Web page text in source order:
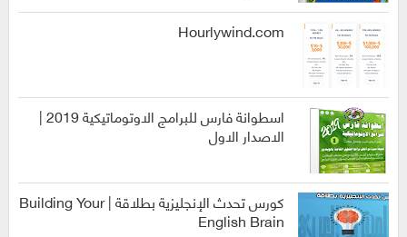
انظمة
التشغيل
Hourlywind.com
الربح من
الانترنت
اسطوانة فارس للبرامج الاوتوماتيكية 2019 |
الاصدار الاول
كورس تحدث الإنجليزية بطلاقة | Building Your
English Brain